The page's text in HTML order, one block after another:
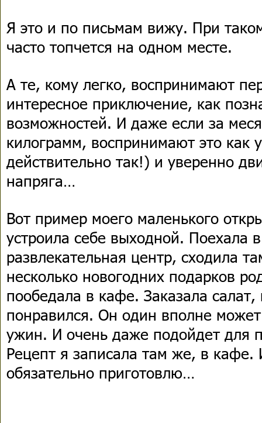
Я это и по письмам вижу. При
часто топчется на одном месте.
А те, кому легко, воспринимают
интересное приключение, как
возможностей. И даже если за
килограмм, воспринимают это как
действительно так!) и уверенно
напряга…
Вот пример моего маленького
устроила себе выходной. Поехала
развлекательная центр, сходила
несколько новогодних подарков
пообедала в кафе. Заказала
понравился. Он один вполне
ужин. И очень даже подойдет для
Рецепт я записала там же, в
обязательно приготовлю…